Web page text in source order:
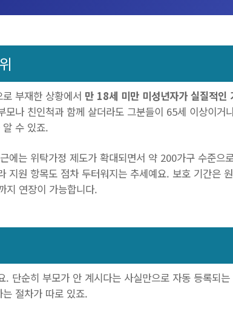
로 부재한 상황에서 만 18세 미만 미성년자가 실질적인
나 친인척과 함께 살더라도 그분들이 65세 이상이거
수 있죠.
에는 위탁가정 제도가 확대되면서 약 200가구 수준으
지원 항목도 점차 두터워지는 추세예요. 보호 기간은
지 연장이 가능합니다.
단순히 부모가 안 계시다는 사실만으로 자동 등록되는
절차가 따로 있죠.